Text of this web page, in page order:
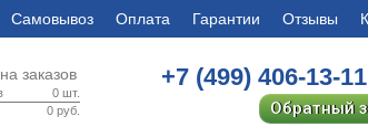
Самовывоз Оплата Гарантии Отзывы
заказов
0 шт.
0 руб.
+7 (499)406-13-11
Обратный